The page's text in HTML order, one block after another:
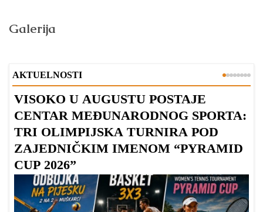
Galerija
AKTUELNOSTI
VISOKO U AUGUSTU POSTAJE
CENTAR MEĐUNARODNOG SPORTA:
TRI OLIMPIJSKA TURNIRA POD
ZAJEDNIČKIM IMENOM “PYRAMID
CUP 2026”